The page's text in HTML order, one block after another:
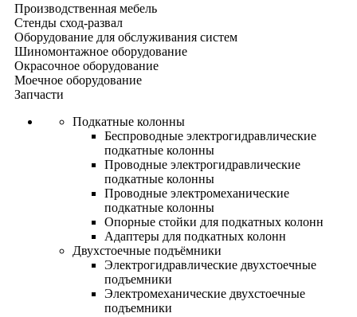
Производственная мебель
Стенды сход-развал
Оборудование для обслуживания систем
Шиномонтажное оборудование
Окрасочное оборудование
Моечное оборудование
Запчасти
Подкатные колонны
Беспроводные электрогидравлические
подкатные колонны
Проводные электрогидравлические
подкатные колонны
Проводные электромеханические
подкатные колонны
Опорные стойки для подкатных колонн
Адаптеры для подкатных колонн
Двухстоечные подъёмники
Электрогидравлические двухстоечные
подъемники
Электромеханические двухстоечные
подъемники